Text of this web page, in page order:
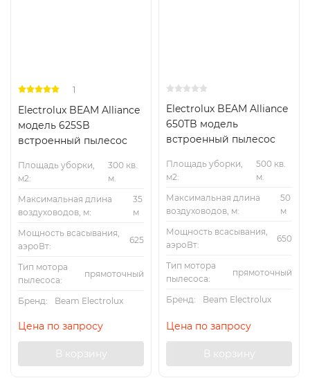
1
Electrolux BEAM Alliance
модель 625SB
встроенный пылесос
Площадь уборки,
м2:
300 кв.
м.
Максимальная длина
воздуховодов, м:
35
м
Мощность всасывания,
аэроВт:
625
Тип мотора
пылесоса:
прямоточный
Бренд: Beam Electrolux
Цена по запросу
В корзину
Electrolux BEAM Alliance
650TB модель
встроенный пылесос
Площадь уборки,
м2:
500 кв.
м.
Максимальная длина
воздуховодов, м:
50
м
Мощность всасывания,
аэроВт:
650
Тип мотора
пылесоса:
прямоточный
Бренд: Beam Electrolux
Цена по запросу
В корзину